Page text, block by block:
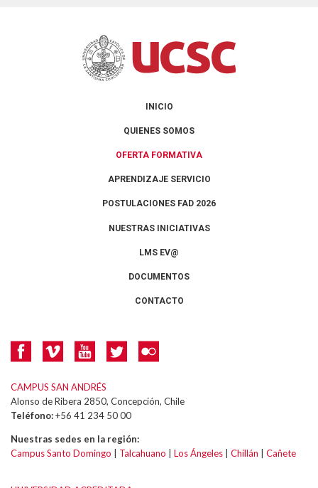
INICIO
QUIENES SOMOS
OFERTA FORMATIVA
APRENDIZAJE SERVICIO
POSTULACIONES FAD 2026
NUESTRAS INICIATIVAS
LMS EV@
DOCUMENTOS
CONTACTO
CAMPUS SAN ANDRÉS
Alonso de Ribera 2850, Concepción, Chile
Teléfono:+56 41 234 50 00
Nuestras sedes en la región:
Campus Santo Domingo
Talcahuano Los Ángeles Chillán Cañete